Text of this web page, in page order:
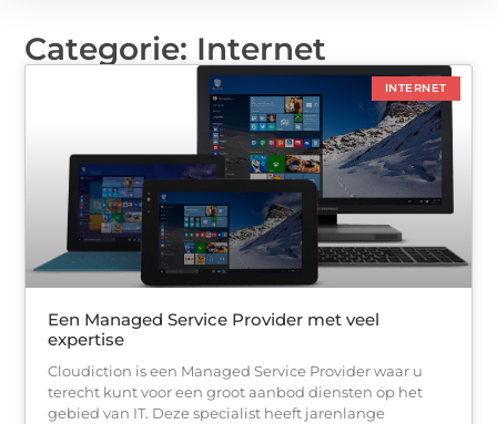
Categorie: Internet
INTERNET
Een Managed Service Provider met veel
expertise
Cloudiction is een Managed Service Provider waar u
terecht kunt voor een groot aanbod diensten op het
gebied van IT. Deze specialist heeft jarenlange